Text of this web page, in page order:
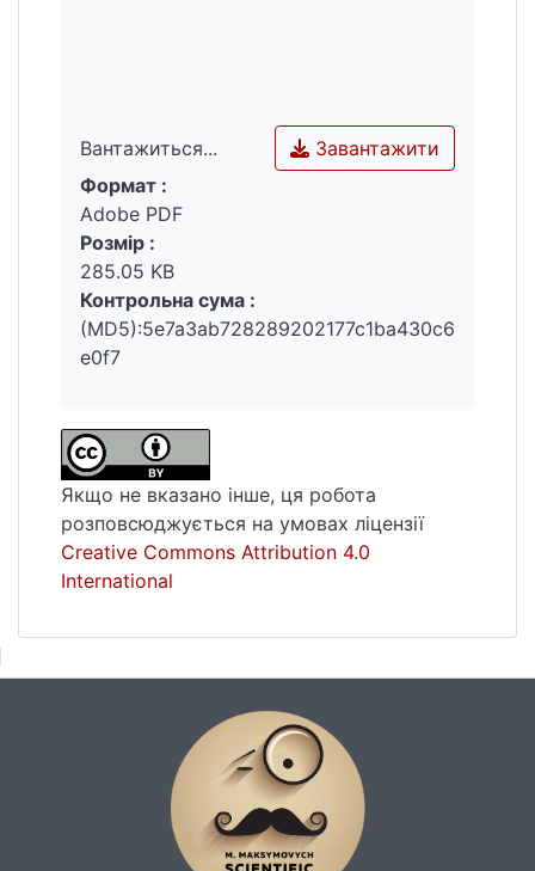
Вантажиться...
Вантажиться...
Завантажити
Формат :
Adobe PDF
Розмір :
285.05 KB
Контрольна сума :
(MD5):5e7a3ab728289202177c1ba430c6
e0f7
Якщо не вказано інше, ця робота
розповсюджується на умовах ліцензії
Creative Commons Attribution 4.0
International